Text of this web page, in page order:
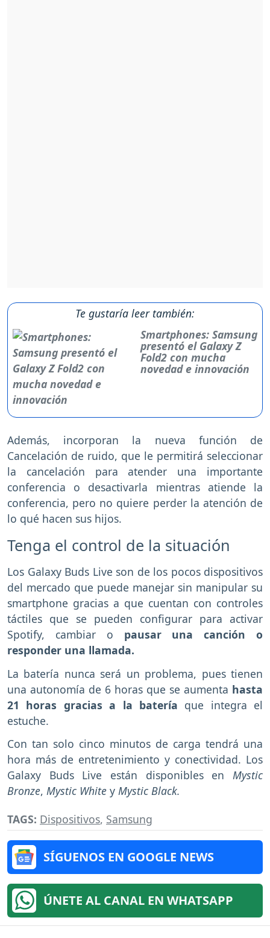
Te gustaría leer también:
Smartphones: Samsung
presentó el Galaxy Z
Fold2 con mucha
novedad e innovación
Además, incorporan la nueva función de
Cancelación de ruido, que le permitirá seleccionar
la cancelación para atender una importante
conferencia o desactivarla mientras atiende la
conferencia, pero no quiere perder la atención de
lo qué hacen sus hijos.
Tenga el control de la situación
Los Galaxy Buds Live son de los pocos dispositivos
del mercado que puede manejar sin manipular su
smartphone gracias a que cuentan con controles
táctiles que se pueden configurar para activar
Spotify, cambiar o pausar una canción o
responder una llamada.
La batería nunca será un problema, pues tienen
una autonomía de 6 horas que se aumenta hasta
21 horas gracias a la batería que integra el
estuche.
Con tan solo cinco minutos de carga tendrá una
hora más de entretenimiento y conectividad. Los
Galaxy Buds Live están disponibles en Mystic
Bronze, Mystic White y Mystic Black.
TAGS: Dispositivos, Samsung
SÍGUENOS EN GOOGLE NEWS
ÚNETE AL CANAL EN WHATSAPP